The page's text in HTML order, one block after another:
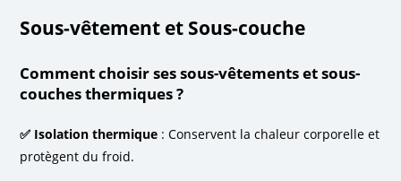
Sous-vêtement et Sous-couche
Comment choisir ses sous-vêtements et sous-
couches thermiques ?
✅ Isolation thermique : Conservent la chaleur corporelle et
protègent du froid.